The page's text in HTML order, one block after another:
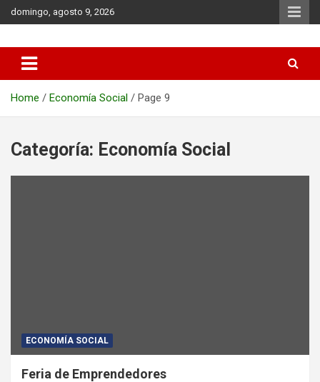
Skip
to
domingo, agosto 9, 2026
Municipio de Azul
Home Economía Social Page 9
Categoría: Economía Social
ECONOMÍA SOCIAL
Feria de Emprendedores